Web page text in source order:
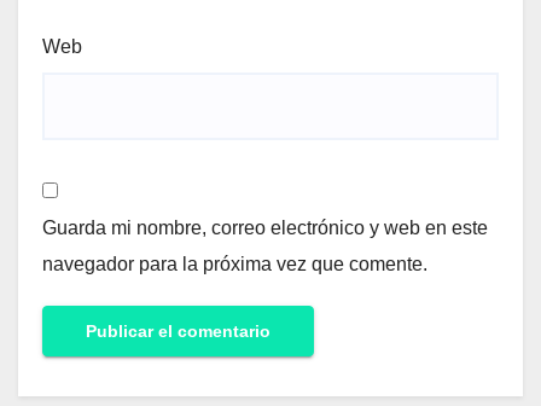
Web
Guarda mi nombre, correo electrónico y web en este
navegador para la próxima vez que comente.